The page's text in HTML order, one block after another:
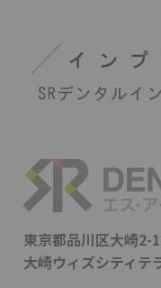
東京都品川区大崎2-
大崎ウィズシティテ